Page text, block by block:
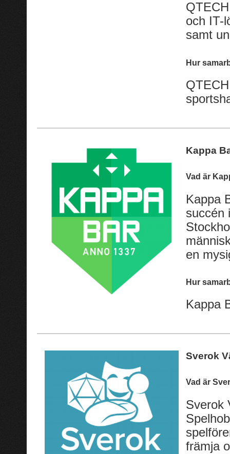
och IT-
samt
Hur
Kappa
Vad är
Kappa
succén
en
Hur
Kappa
Sverok
Vad är
Sverok
främja